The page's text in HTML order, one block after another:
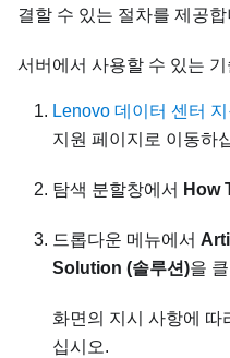
결할 수 있는 절차를 제공합
서버에서 사용할 수 있는
Lenovo 데이터 센터 지
지원 페이지로 이동하
탐색 분할창에서 How
드롭다운 메뉴에서
Solution (솔루션)을
화면의 지시 사항에 따
십시오.